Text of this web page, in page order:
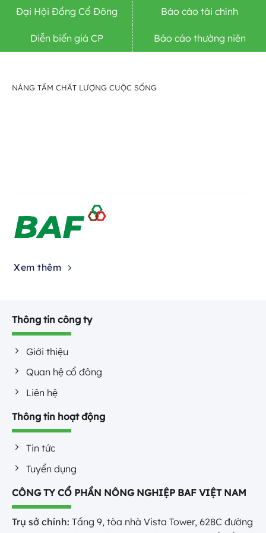
Đại Hội Đồng Cổ Đông Báo cáo tài chính
Diễn biến giá CP Báo cáo thường niên
NÂNG TẦM CHẤT LƯỢNG CUỘC SỐNG
Xem thêm
Thông tin công ty
Giới thiệu
Quan hệ cổ đông
Liên hệ
Thông tin hoạt động
Tin tức
Tuyển dụng
CÔNG TY CỔ PHẦN NÔNG NGHIỆP BAF VIỆT NAM
Trụ sở chính: Tầng 9, tòa nhà Vista Tower, 628C đường